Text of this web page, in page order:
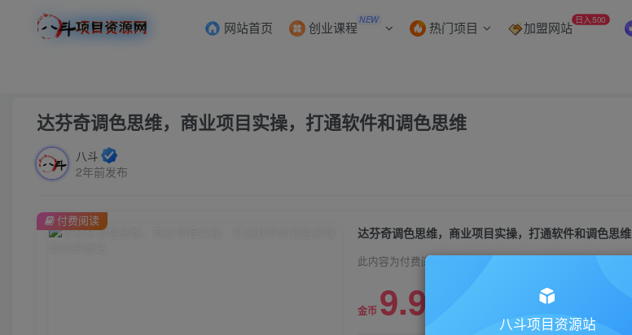
网站首页 创业课程 NEW 热门项目 加盟网站 日入500
达芬奇调色思维，商业项目实操，打通软件和调色思维
八斗
2年前发布
达芬奇调色思维，商业项目实操，打通软件和调色思维
此内容为付费阅读，请付费后查看
金币 9.9
付费阅读
八斗项目资源站